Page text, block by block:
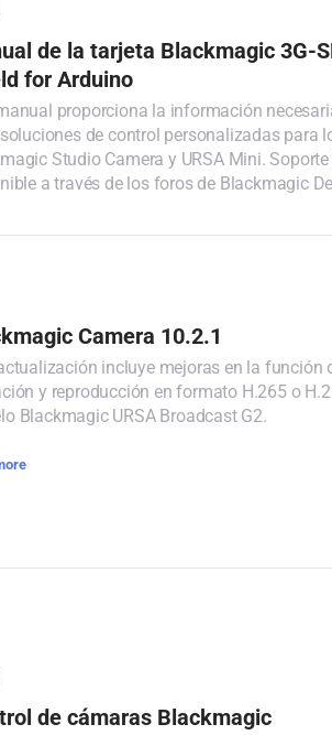
de la tarjeta Blackmagic 3G-
for Arduino
proporciona la información
de control personalizadas para
Studio Camera y URSA Mini.
a través de los foros de Blackmagic
Camera 10.2.1
incluye mejoras en la función
y reproducción en formato H.265 o
Blackmagic URSA Broadcast G2.
de cámaras Blackmagic